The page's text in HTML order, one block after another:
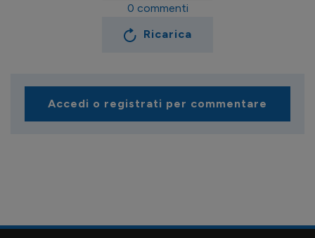
Ricarica
0 commenti
Accedi o registrati per commentare